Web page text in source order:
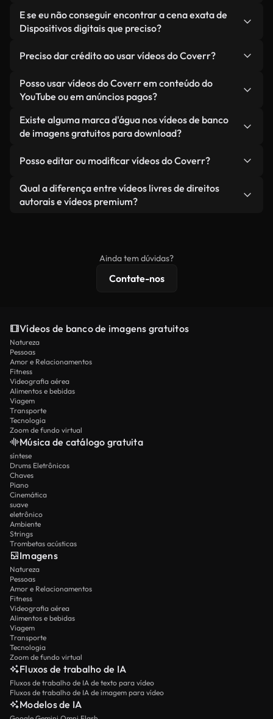
relacionadas a Dispositivos digitais, juntamente
com vídeos gerados por IA. Cada vídeo é
claramente identificado para que você sempre
saiba o que está usando.
Não, se você selecionar nossas versões
otimizadas. Oferecemos formatos leves e prontos
— mantendo a alta qualidade, minimizando os
como LCP.
E se eu não conseguir encontrar a cena exata de
Dispositivos digitais que preciso?
Coverr AI Studio. Basta descrever a cena — como
"Dispositivos digitais ao pôr do sol" — e o Studio
gerará um vídeo personalizado para você em
segundos, alinhado com nossos padrões de
licenciamento.
Preciso dar crédito ao usar vídeos do Coverr?
Não é necessário dar crédito. Todos os vídeos em
nossa biblioteca são livres de direitos autorais e
embora isso seja sempre bem-vindo.
Posso usar vídeos do Coverr em conteúdo do
YouTube ou em anúncios pagos?
Sim. Todas as imagens de arquivo da Coverr
podem ser usadas em vídeos monetizados do
de clientes — desde que você não esteja
como um produto independente.
Existe alguma marca d'água nos vídeos de banco
de imagens gratuitos para download?
reais ou gerados por IA — inclui marcas d'água.
Você recebe imagens limpas e prontas para usar.
Posso editar ou modificar vídeos do Coverr?
Sim. Você pode cortar, recortar ou remixar nossos
vídeos livremente. Apenas certifique-se de que o
Qual a diferença entre vídeos livres de direitos
autorais e vídeos premium?
licenciamento estendidas.
Ainda tem dúvidas?
Contate-nos
Vídeos de banco de imagens gratuitos
Natureza
Pessoas
Amor e Relacionamentos
Fitness
Videografia aérea
Alimentos e bebidas
Viagem
Transporte
Tecnologia
Zoom de fundo virtual
Música de catálogo gratuita
síntese
Drums Eletrônicos
Chaves
Piano
Cinemática
suave
eletrônico
Ambiente
Strings
Trombetas acústicas
Imagens
Natureza
Pessoas
Amor e Relacionamentos
Fitness
Videografia aérea
Alimentos e bebidas
Viagem
Transporte
Tecnologia
Zoom de fundo virtual
Fluxos de trabalho de IA
Fluxos de trabalho de IA de texto para vídeo
Fluxos de trabalho de IA de imagem para vídeo
Modelos de IA